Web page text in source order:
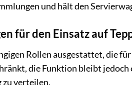
und hält den
für den Einsatz auf
Rollen ausgestattet, die
die Funktion bleibt
zu verteilen.